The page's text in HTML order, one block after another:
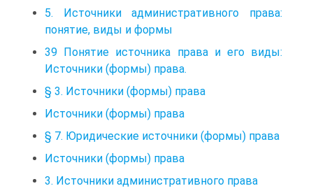
5. Источники административного права:
понятие, виды и формы
39 Понятие источника права и его виды:
Источники (формы) права.
§ 3. Источники (формы) права
Источники (формы) права
§ 7. Юридические источники (формы) права
Источники (формы) права
3. Источники административного права